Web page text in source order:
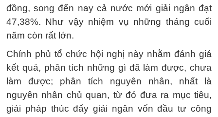
đồng, song đến nay cả nước mới giải ngân đạt
47,38%. Như vậy nhiệm vụ những tháng cuối
năm còn rất lớn.
Chính phủ tổ chức hội nghị này nhằm đánh giá
kết quả, phân tích những gì đã làm được, chưa
làm được; phân tích nguyên nhân, nhất là
nguyên nhân chủ quan, từ đó đưa ra mục tiêu,
giải pháp thúc đẩy giải ngân vốn đầu tư công